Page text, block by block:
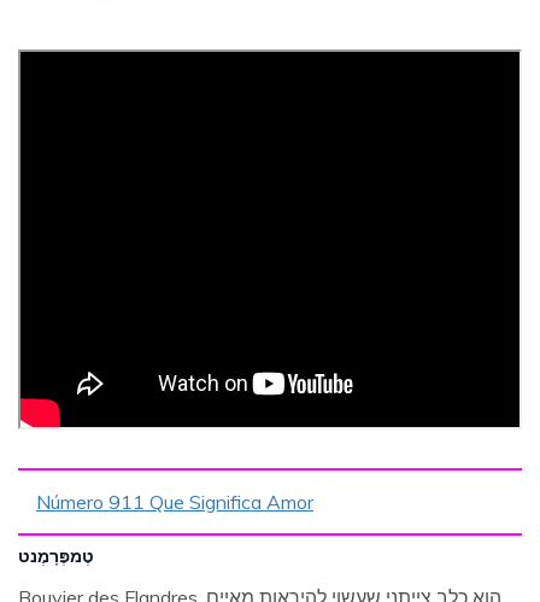
Número 911 Que Significa Amor
טֶמפֶּרָמֶנט